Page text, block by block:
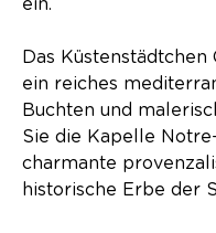
Das
ein reiches
Buchten und
Sie die Kapelle
charmante
historische Erbe der